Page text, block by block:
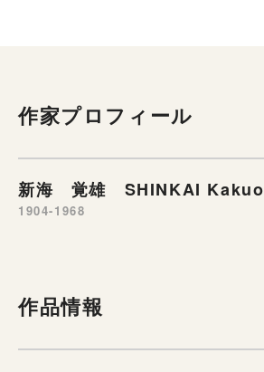
作家プロフィール
新海 覚雄 SHINKAI Kakuo
1904-1968
作品情報